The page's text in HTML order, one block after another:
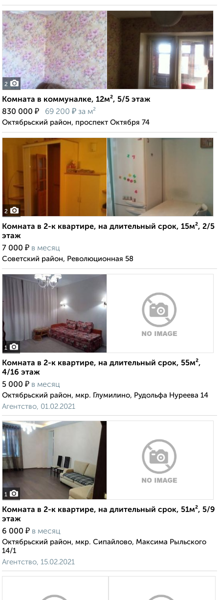
2
Комната в коммуналке, 12м², 5/5 этаж
830 000 ₽ 69 200 ₽ за м²
Октябрьский район, проспект Октября 74
2
Комната в 2-к квартире, на длительный срок, 15м², 2/5
этаж
7 000 ₽ в месяц
Советский район, Революционная 58
1
Комната в 2-к квартире, на длительный срок, 55м²,
4/16 этаж
5 000 ₽ в месяц
Октябрьский район, мкр. Глумилино, Рудольфа Нуреева 14
Агентство, 01.02.2021
1
Комната в 2-к квартире, на длительный срок, 51м², 5/9
этаж
6 000 ₽ в месяц
Октябрьский район, мкр. Сипайлово, Максима Рыльского
14/1
Агентство, 15.02.2021